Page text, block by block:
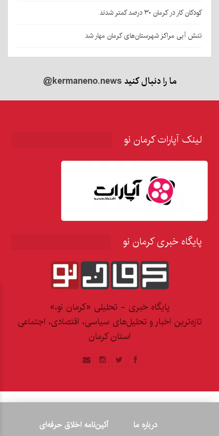
کودکان کار در کرمان ۳۰ درصد کمتر شدند
تنش آبی مراکز شهرستان‌های کرمان مهار شد
ما را دنبال کنید@kermaneno.news
لینک آپارات کرمان نو
پایگاه خبری کرمان نو
پایگاه خبری - تحلیلی «کرمان نو،»
تازه‌ترین اخبار و تحلیل‌های سیاسی، اقتصادی، اجتماعی
استان کرمان
درباره ما آئین‌نامه اخلاق حرفه‌ای